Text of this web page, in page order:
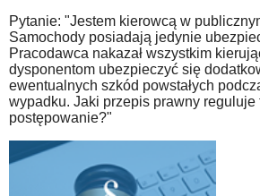
Pytanie: "Jestem kierowcą w
Samochody posiadają jedynie
Pracodawca nakazał wszystkim
dysponentom ubezpieczyć się
ewentualnych szkód powstałych
wypadku. Jaki przepis prawny reguluje
postępowanie?"